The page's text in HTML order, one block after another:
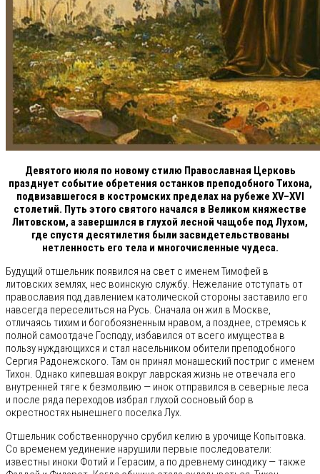
Девятого июля по новому стилю Православная Церковь
празднует событие обретения останков преподобного Тихона,
подвизавшегося в костромских пределах на рубеже XV–XVI
столетий. Путь этого святого начался в Великом княжестве
Литовском, а завершился в глухой лесной чащобе под Лухом,
где спустя десятилетия были засвидетельствованы
нетленность его тела и многочисленные чудеса.
Будущий отшельник появился на свет с именем Тимофей в
литовских землях, нес воинскую службу. Нежелание отступать от
православия под давлением католической стороны заставило его
навсегда переселиться на Русь. Сначала он жил в Москве,
отличаясь тихим и богобоязненным нравом, а позднее, стремясь к
полной самоотдаче Господу, избавился от всего имущества в
пользу нуждающихся и стал насельником обители преподобного
Сергия Радонежского. Там он принял монашеский постриг с именем
Тихон. Однако кипевшая вокруг лаврская жизнь не отвечала его
внутренней тяге к безмолвию — инок отправился в северные леса
и после ряда переходов избрал глухой сосновый бор в
окрестностях нынешнего поселка Лух.
Отшельник собственноручно срубил келию в урочище Копытовка.
Со временем уединение нарушили первые последователи:
известны иноки Фотий и Герасим, а по древнему синодику — также